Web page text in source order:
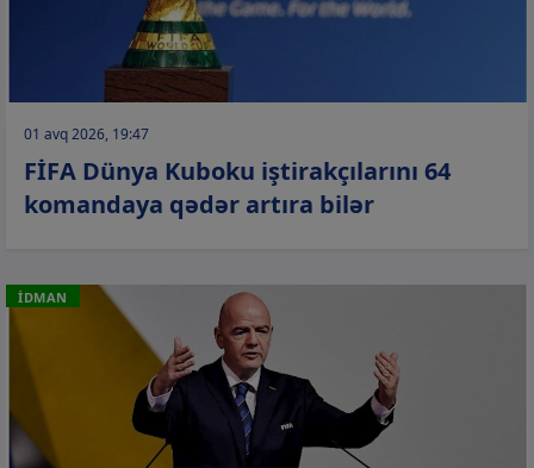
01 avq 2026, 19:47
FİFA Dünya Kuboku iştirakçılarını 64
komandaya qədər artıra bilər
İDMAN